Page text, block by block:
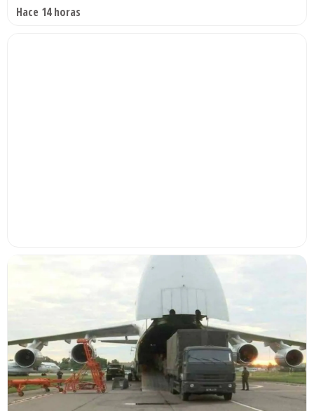
Hace 14 horas